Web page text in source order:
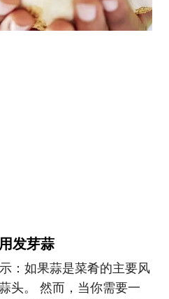
发芽蒜
：如果蒜是菜肴的主要风
头。 然而，当你需要一